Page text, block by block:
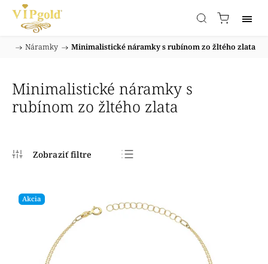
/ Náramky / Minimalistické náramky s rubínom zo žltého zlata
Minimalistické náramky s
rubínom zo žltého zlata
Najdrahšie
Abecedne
Akcia